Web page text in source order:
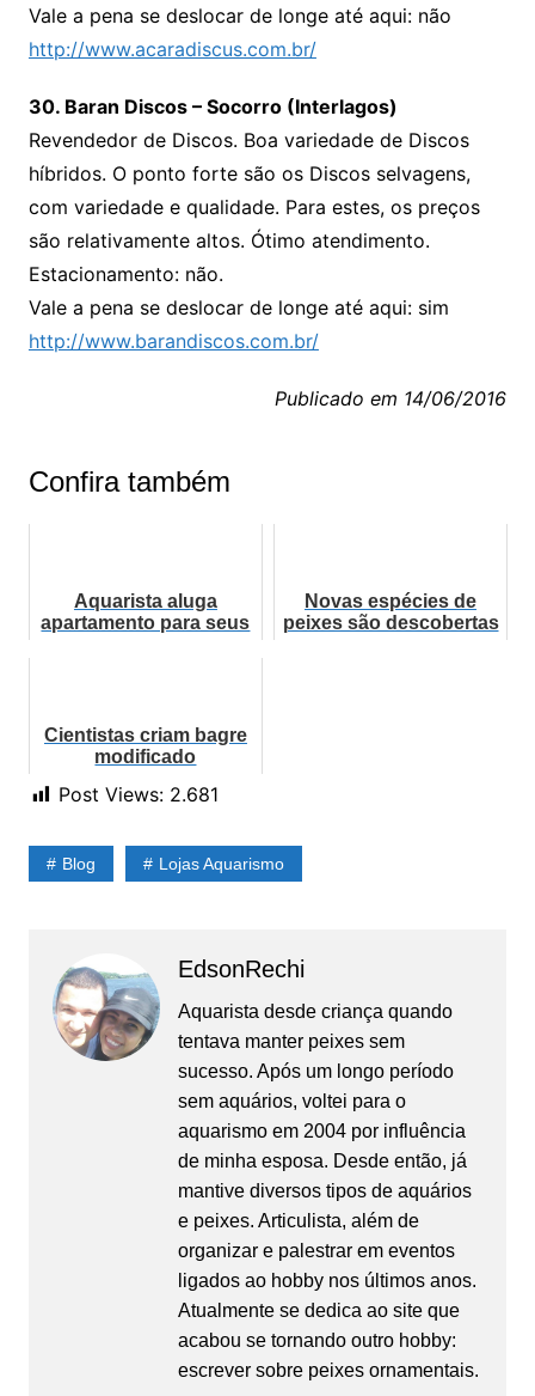
Vale a pena se deslocar de longe até aqui: não
http://www.acaradiscus.com.br/
30. Baran Discos – Socorro (Interlagos)
Revendedor de Discos. Boa variedade de Discos
híbridos. O ponto forte são os Discos selvagens,
com variedade e qualidade. Para estes, os preços
são relativamente altos. Ótimo atendimento.
Estacionamento: não.
Vale a pena se deslocar de longe até aqui: sim
http://www.barandiscos.com.br/
Publicado em 14/06/2016
Confira também
Aquarista aluga
apartamento para seus
Novas espécies de
peixes são descobertas
Cientistas criam bagre
modificado
DNA de jacarés
Post Views: 2.681
Blog Lojas Aquarismo
EdsonRechi
Aquarista desde criança quando
tentava manter peixes sem
sucesso. Após um longo período
sem aquários, voltei para o
aquarismo em 2004 por influência
de minha esposa. Desde então, já
mantive diversos tipos de aquários
e peixes. Articulista, além de
organizar e palestrar em eventos
ligados ao hobby nos últimos anos.
Atualmente se dedica ao site que
acabou se tornando outro hobby:
escrever sobre peixes ornamentais.